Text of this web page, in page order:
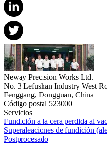
Neway Precision Works Ltd.
No. 3 Lefushan Industry West
Fenggang, Dongguan, China
Código postal 523000
Servicios
Fundición a la cera perdida al
Superaleaciones de fundición
Postprocesado